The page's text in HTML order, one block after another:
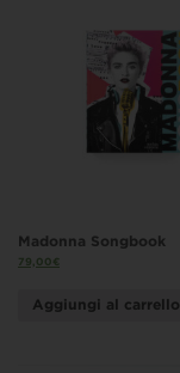
Madonna Songbook
79,00€
Aggiungi al carrello